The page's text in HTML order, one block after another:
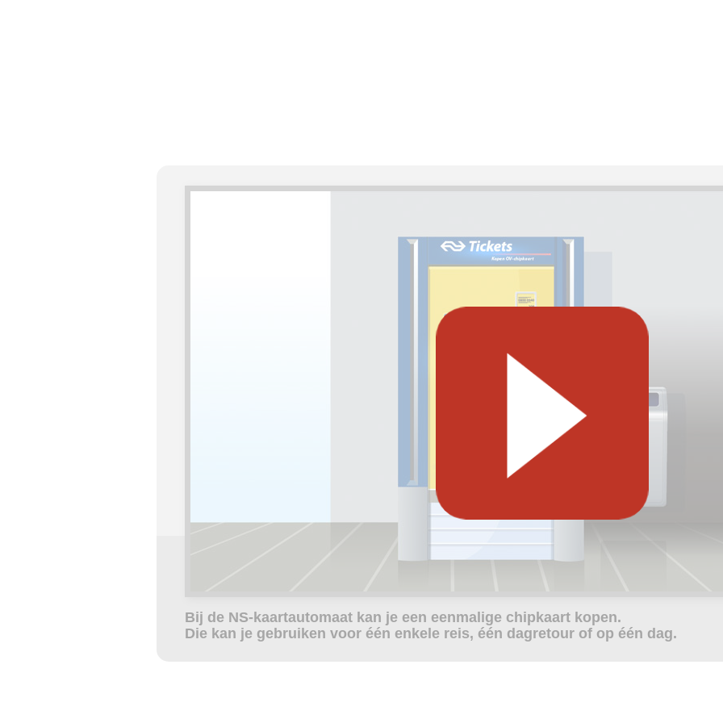
Bij de NS-kaartautomaat kan je een eenmalige chipkaart kopen.
Die kan je gebruiken voor één enkele reis, één dagretour of op één dag.